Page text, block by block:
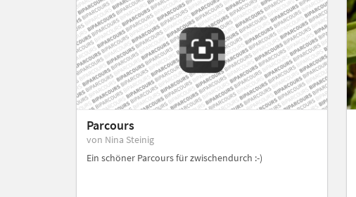
Parcours
von Nina Steinig
Ein schöner Parcours für zwischendurch :-)